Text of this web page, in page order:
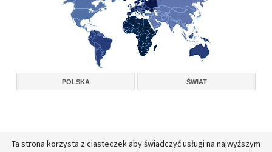
POLSKA ŚWIAT
Copyright © 2026, Konferencja Wyższych Przełożonych Zakonów Męskich w
Ta strona korzysta z ciasteczek aby świadczyć usługi na najwyższym